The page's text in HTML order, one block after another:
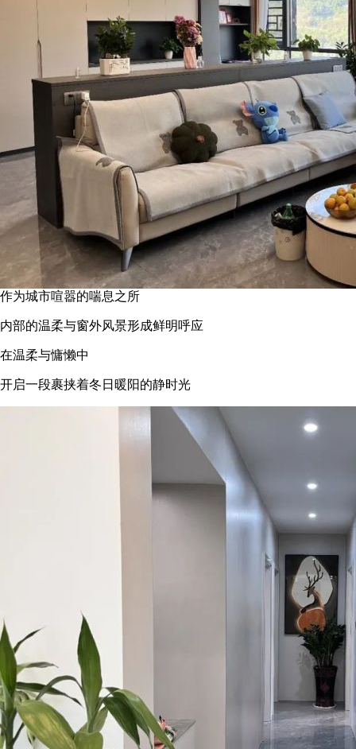
作为城市喧嚣的喘息之所
内部的温柔与窗外风景形成鲜明呼应
在温柔与慵懒中
开启一段裹挟着冬日暖阳的静时光